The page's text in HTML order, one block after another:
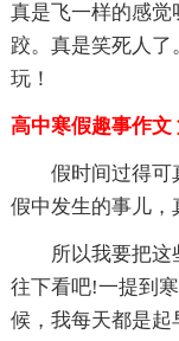
真是飞一样的感觉
跤。真是笑死人
玩！
高中寒假趣事作文
假时间过得可
假中发生的事儿，
所以我要把
往下看吧!一提到
候，我每天都是起